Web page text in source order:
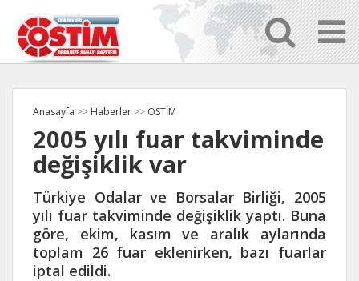
Anasayfa >> Haberler >> OSTİM
2005 yılı fuar takviminde
değişiklik var
Türkiye Odalar ve Borsalar Birliği, 2005
yılı fuar takviminde değişiklik yaptı. Buna
göre, ekim, kasım ve aralık aylarında
toplam 26 fuar eklenirken, bazı fuarlar
iptal edildi.